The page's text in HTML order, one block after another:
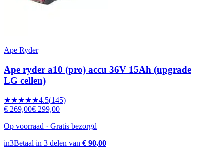
Ape Ryder
Ape ryder a10 (pro) accu 36V 15Ah (upgrade
LG cellen)
★★★★★4.5(145)
€ 269,00€ 299,00
Op voorraad · Gratis bezorgd
in3Betaal in 3 delen van € 90,00